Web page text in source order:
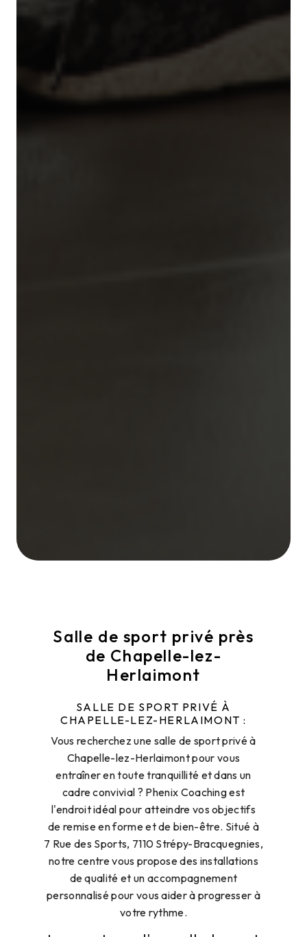
Salle de sport privé près
de Chapelle-lez-
Herlaimont
SALLE DE SPORT PRIVÉ À
CHAPELLE-LEZ-HERLAIMONT :
Vous recherchez une salle de sport privé à
Chapelle-lez-Herlaimont pour vous
entraîner en toute tranquillité et dans un
cadre convivial ? Phenix Coaching est
l'endroit idéal pour atteindre vos objectifs
de remise en forme et de bien-être. Situé à
7 Rue des Sports, 7110 Strépy-Bracquegnies,
notre centre vous propose des installations
de qualité et un accompagnement
personnalisé pour vous aider à progresser à
votre rythme.